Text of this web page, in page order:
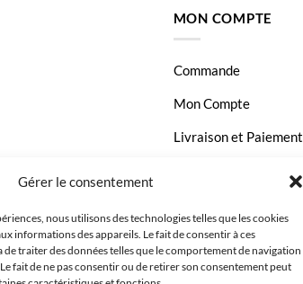
Gérer le consentement
nous utilisons des technologies telles que les cookies
informations des appareils. Le fait de consentir à ces
traiter des données telles que le comportement de navigation
fait de ne pas consentir ou de retirer son consentement peut
MON COMPTE
Commande
Mon Compte
Livraison et Paiement